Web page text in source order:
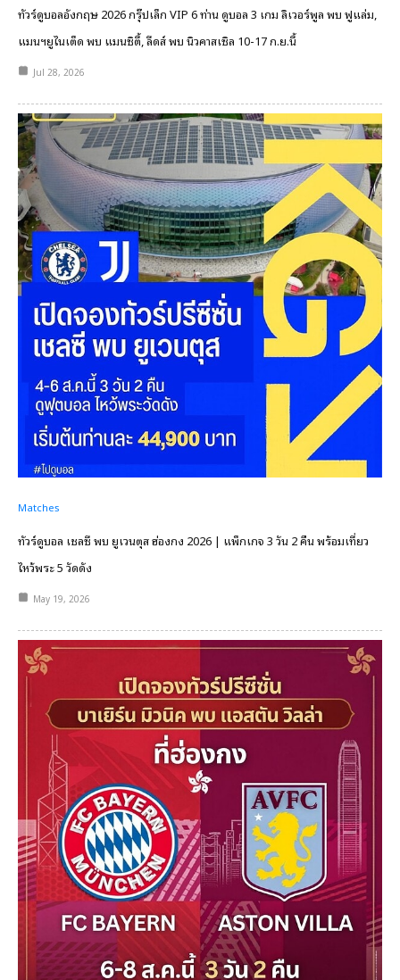
ทัวร์ดูบอลอังกฤษ 2026 กรุ๊ปเล็ก VIP 6 ท่าน ดูบอล 3 เกม ลิเวอร์พูล พบ ฟูแล่ม,
แมนฯยูไนเต็ด พบ แมนซิตี้, ลีดส์ พบ นิวคาสเซิล 10-17 ก.ย.นี้
Jul 28, 2026
Matches
ทัวร์ดูบอล เชลซี พบ ยูเวนตุส ฮ่องกง 2026 | แพ็กเกจ 3 วัน 2 คืน พร้อมเที่ยว
ไหว้พระ 5 วัดดัง
May 19, 2026